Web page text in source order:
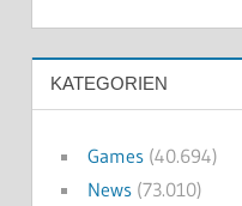
KATEGORIEN
Games(40.694)
News(73.010)